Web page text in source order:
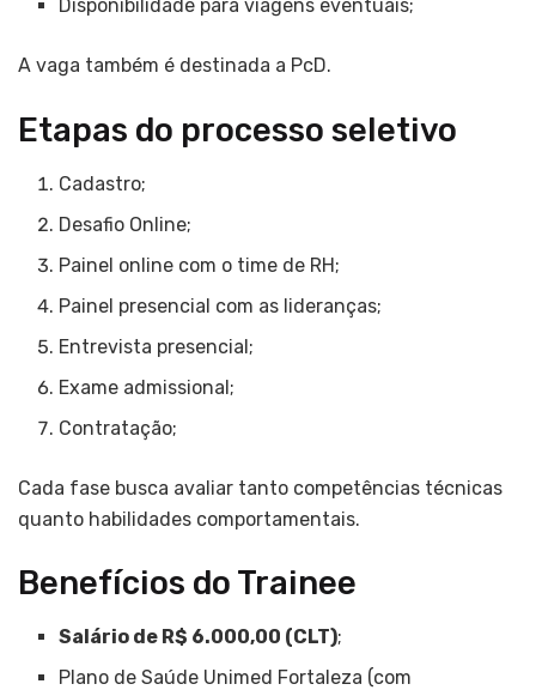
Disponibilidade para viagens eventuais;
A vaga também é destinada a PcD.
Etapas do processo seletivo
Cadastro;
Desafio Online;
Painel online com o time de RH;
Painel presencial com as lideranças;
Entrevista presencial;
Exame admissional;
Contratação;
Cada fase busca avaliar tanto competências técnicas
quanto habilidades comportamentais.
Benefícios do Trainee
Salário de R$ 6.000,00 (CLT);
Plano de Saúde Unimed Fortaleza (com